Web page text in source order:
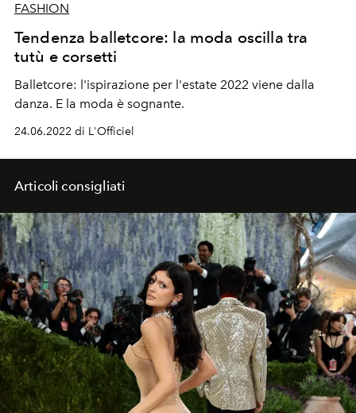
FASHION
Tendenza balletcore: la moda oscilla tra
tutù e corsetti
Balletcore: l'ispirazione per l'estate 2022 viene dalla
danza. E la moda è sognante.
24.06.2022 di L'Officiel
Articoli consigliati